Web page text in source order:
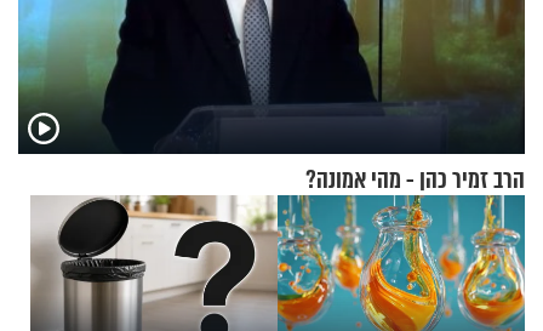
הרב זמיר כהן - מהי אמונה?